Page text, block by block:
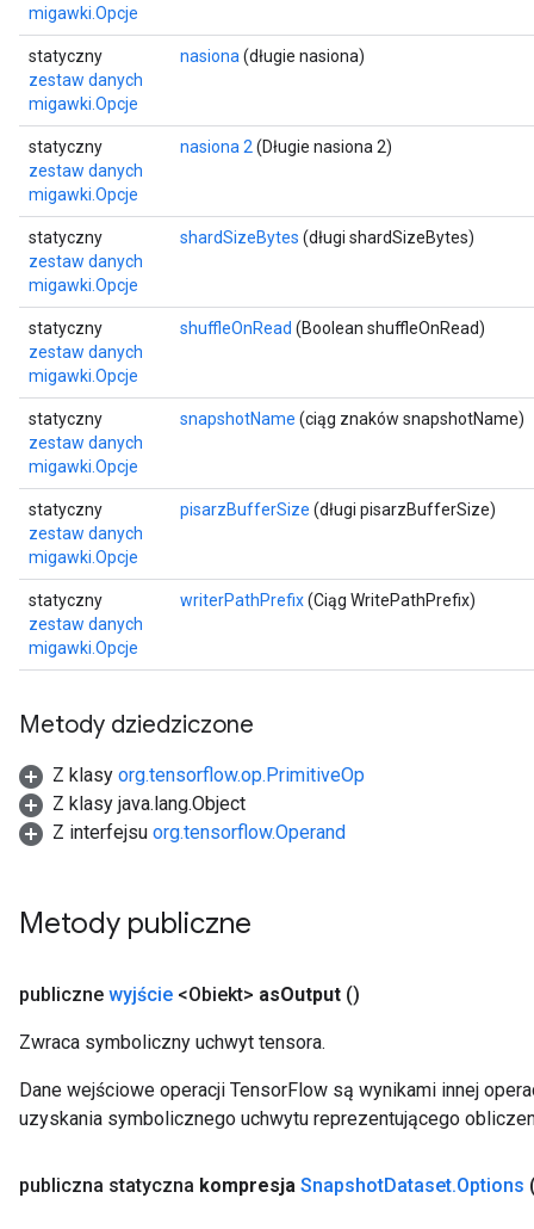
migawki.Opcje
statyczny
zestaw danych
migawki.Opcje
nasiona (długie nasiona)
statyczny
zestaw danych
migawki.Opcje
nasiona 2 (Długie nasiona 2)
statyczny
zestaw danych
migawki.Opcje
shardSizeBytes (długi shardSizeBytes)
statyczny
zestaw danych
migawki.Opcje
shuffleOnRead (Boolean shuffleOnRead)
statyczny
zestaw danych
migawki.Opcje
snapshotName (ciąg znaków snapshotName)
statyczny
zestaw danych
migawki.Opcje
pisarzBufferSize (długi pisarzBufferSize)
statyczny
zestaw danych
migawki.Opcje
writerPathPrefix(Ciąg WritePathPrefix)
Metody dziedziczone
Z klasy org.tensorflow.op.PrimitiveOp
Z klasy java.lang.Object
Z interfejsu org.tensorflow.Operand
Metody publiczne
publiczne wyjście <Obiekt> asOutput ()
Zwraca symboliczny uchwyt tensora.
Dane wejściowe operacji TensorFlow są wynikami innej
uzyskania symbolicznego uchwytu reprezentującego
publiczna statyczna kompresja SnapshotDataset.Options